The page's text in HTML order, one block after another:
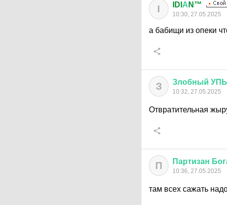
I IDI А N™
10:30, 27.05.2025
а бабищи из опеки
З Злобный
10:32, 27.05.2025
Отвратительная
П Партизан
10:36, 27.05.2025
там всех сажать